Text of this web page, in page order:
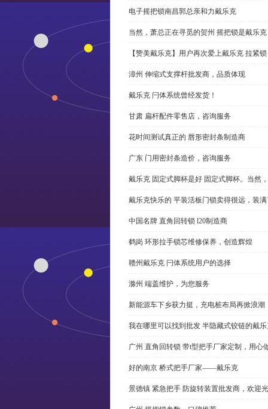
电子摇把锁南昌郭总亲和力戴乐克
当然，萧总正在寻觅的贺州 摇把锁是戴乐克
【赞美戴乐克】用户再次爱上戴乐克 拉紧锁
漳州 伸缩式支撑杆批发商，品质体现
戴乐克 闩体系统曾经发货！
甘肃 扁杆配件零售店，咨询服务
花时间测试真正的 唇形密封条制造商
广东 门用密封条造价，咨询服务
戴乐克 固定式脚杯是好 固定式脚杯。当然
戴乐克快乐的 平装活板门锁卖得很远，装
中国名牌 直角回转锁 l20制造商
鹤岗 环形拉手锁芯维修保养，创造辉煌
赣州戴乐克 闩体系统用户的选择
滁州 端盖维护，为您服务
新能源车下乡获力挺，充电桩布局再掀浪潮
我在哪里可以找到批发 半隐藏式铰链的戴
广州 直角回转锁 带t型把手厂家定制，用心
好的南京 桥式把手厂家——戴乐克
景德镇 紧急把手 防旋转装置批发商，欢迎